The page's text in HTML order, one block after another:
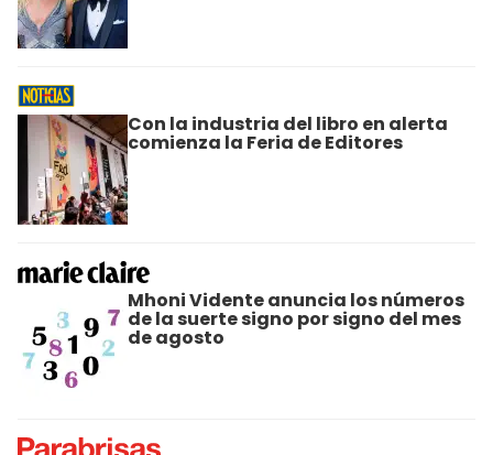
Con la industria del libro en alerta
comienza la Feria de Editores
Mhoni Vidente anuncia los números
de la suerte signo por signo del mes
de agosto